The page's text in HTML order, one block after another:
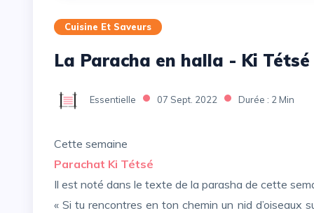
Cuisine Et Saveurs
La Paracha en halla - Ki Tétsé
Essentielle 07 Sept. 2022 Durée : 2 Min
Cette semaine
Parachat Ki Tétsé
Il est noté dans le texte de la parasha de cette
« Si tu rencontres en ton chemin un nid d’oiseaux